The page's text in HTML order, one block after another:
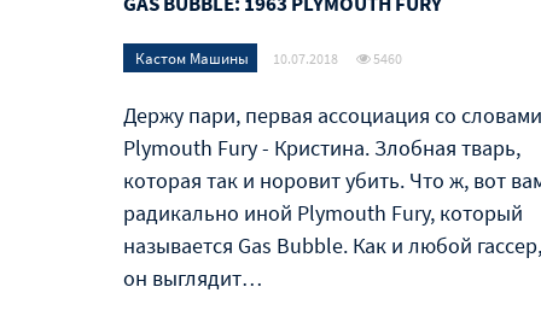
Кастом Машины 10.07.2018 5460
Держу пари, первая ассоциация со словами
Plymouth Fury - Кристина. Злобная тварь,
которая так и норовит убить. Что ж, вот
радикально иной Plymouth Fury, который
называется Gas Bubble. Как и любой гассер,
он выглядит…